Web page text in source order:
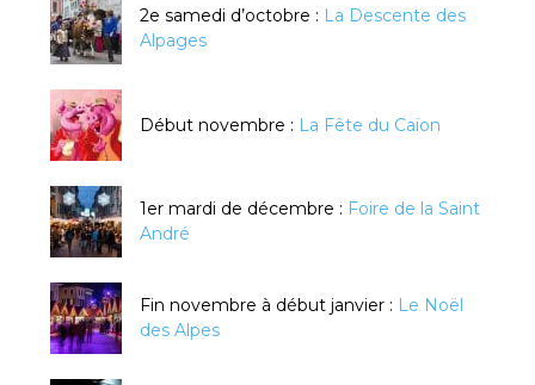
2e samedi d’octobre : La Descente des
Alpages
Début novembre : La Fête du Caïon
1er mardi de décembre : Foire de la Saint
André
Fin novembre à début janvier : Le Noël
des Alpes